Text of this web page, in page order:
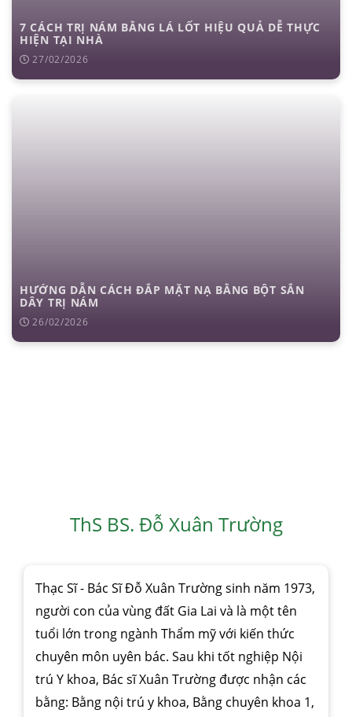
7 CÁCH TRỊ NÁM BẰNG LÁ LỐT HIỆU QUẢ DỄ THỰC
HIỆN TẠI NHÀ
27/02/2026
HƯỚNG DẪN CÁCH ĐẮP MẶT NẠ BẰNG BỘT SẮN
DÂY TRỊ NÁM
26/02/2026
ThS BS. Đỗ Xuân Trường
Thạc Sĩ - Bác Sĩ Đỗ Xuân Trường sinh năm 1973,
người con của vùng đất Gia Lai và là một tên
tuổi lớn trong ngành Thẩm mỹ với kiến thức
chuyên môn uyên bác. Sau khi tốt nghiệp Nội
trú Y khoa, Bác sĩ Xuân Trường được nhận các
bằng: Bằng nội trú y khoa, Bằng chuyên khoa 1,